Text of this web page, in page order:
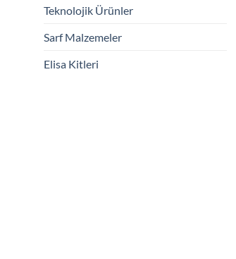
Teknolojik Ürünler
Sarf Malzemeler
Elisa Kitleri